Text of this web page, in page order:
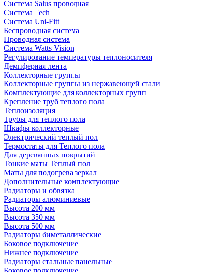
Система Salus проводная
Система Tech
Система Uni-Fitt
Беспроводная система
Проводная система
Система Watts Vision
Регулирование температуры теплоносителя
Демпферная лента
Коллекторные группы
Коллекторные группы из нержавеющей стали
Комплектующие для коллекторных групп
Крепление труб теплого пола
Теплоизоляция
Трубы для теплого пола
Шкафы коллекторные
Электрический теплый пол
Термостаты для Теплого пола
Для деревянных покрытий
Тонкие маты Теплый пол
Маты для подогрева зеркал
Дополнительные комплектующие
Радиаторы и обвязка
Радиаторы алюминиевые
Высота 200 мм
Высота 350 мм
Высота 500 мм
Радиаторы биметаллические
Боковое подключение
Нижнее подключение
Радиаторы стальные панельные
Боковое подключение